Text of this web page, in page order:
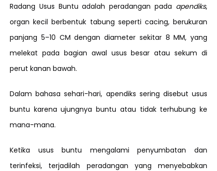
Radang Usus Buntu adalah peradangan pada apendiks,
organ kecil berbentuk tabung seperti cacing, berukuran
panjang 5–10 CM dengan diameter sekitar 8 MM, yang
melekat pada bagian awal usus besar atau sekum di
perut kanan bawah.
Dalam bahasa sehari-hari, apendiks sering disebut usus
buntu karena ujungnya buntu atau tidak terhubung ke
mana-mana.
Ketika usus buntu mengalami penyumbatan dan
terinfeksi, terjadilah peradangan yang menyebabkan